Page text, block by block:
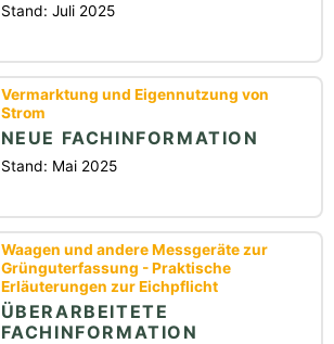
Stand: Juli 2025
Vermarktung und Eigennutzung von
Strom
NEUE FACHINFORMATION
Stand: Mai 2025
Waagen und andere Messgeräte zur
Grünguterfassung - Praktische
Erläuterungen zur Eichpflicht
ÜBERARBEITETE
FACHINFORMATION